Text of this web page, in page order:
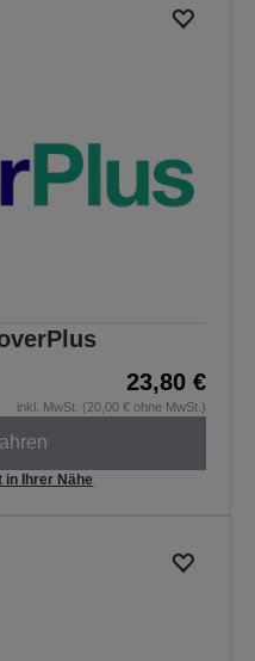
23,80 €
inkl. MwSt. (20,00 € ohne MwSt.)
in Ihrer Nähe